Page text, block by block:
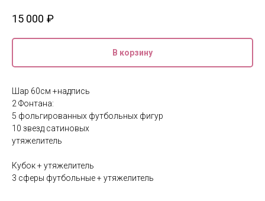
15 000 ₽
В корзину
Шар 60см +надпись
2 Фонтана:
5 фольгированных футбольных фигур
10 звезд сатиновых
утяжелитель
Кубок + утяжелитель
3 сферы футбольные + утяжелитель